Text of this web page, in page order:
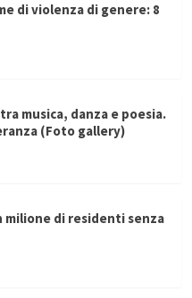
di violenza di genere: 8
musica, danza e poesia.
(Foto gallery)
milione di residenti senza